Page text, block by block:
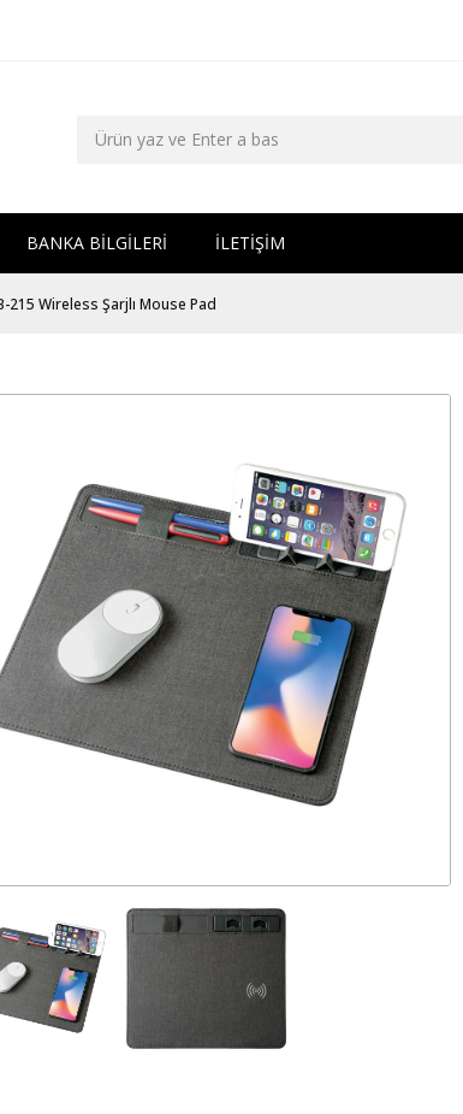
BANKA BİLGİLERİ İLETİŞİM
215 Wireless Şarjlı Mouse Pad